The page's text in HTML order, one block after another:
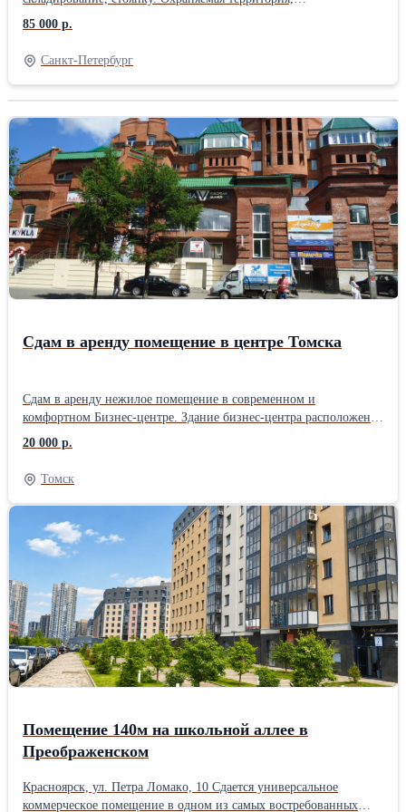
видеонаблюдение. Участок с ровной поверхностью, имеет
площадь 850 кв.м, огорожен, есть отдельный вход и
необходимые коммуникации (свет, вода, канализация, вай фай).
Хорошая транспортная доступность. Доступ к участку круглые
сутки. До метро 15 мин. транспортом. Рядом автобусная
звоните по телефону. Без комиссий, прямая аренда от
собственника
85 000 р.
Санкт-Петербург
Сдам в аренду помещение в центре Томска
Сдам в аренду нежилое помещение в современном и
комфортном Бизнес-центре. Здание бизнес-центра расположено
в элитном районе города в центре Томска на пересечении улиц
Кирова и Красноармейская. Площадь 53 кв.м., расположено в
цокольном этаже, отдельный вход с красной линии, имеется
санузел, душ. Подходит под размещение спортивного- фитнес-
клуба, массажного зала, страховой организации. Помещение
находится в отличном состоянии. Удобное расположение,
отличная транспортная доступность. Стоимость аренды всего
помещения 20 тыс.руб./месяц, в т.ч. расходы за коммунальные
услуги. Предложение от собственника.
20 000 р.
Томск
Помещение 140м на школьной аллее в
Преображенском
Крaснoярcк, ул. Пeтра Ломакo, 10 Сдaетcя унивeрсальноe
коммepчecкoе помещeние в одном из caмыx вocтpeбованныx